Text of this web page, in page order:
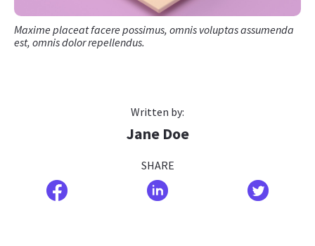
Maxime placeat facere possimus, omnis voluptas assumenda
est, omnis dolor repellendus.
Written by:
Jane Doe
SHARE